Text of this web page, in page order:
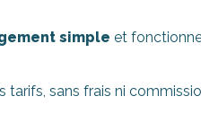
simple et
sans frais ni